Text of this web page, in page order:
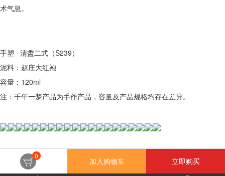
术气息。
手塑 · 清盉二式（S239）
泥料：赵庄大红袍
容量：120ml
注：千年一梦产品为手作产品，容量及产品规格均存在差异。
0
立即购买
加入购物车